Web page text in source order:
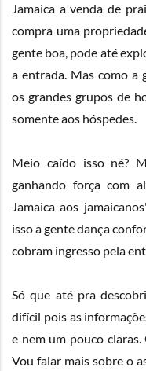
Jamaica a venda de
compra uma
gente boa, pode até
a entrada. Mas como a
os grandes grupos de
somente aos hóspedes.
Meio caído isso né?
ganhando força com
Jamaica aos
isso a gente dança
cobram ingresso pela
Só que até pra
difícil pois as
e nem um pouco
Vou falar mais sobre o